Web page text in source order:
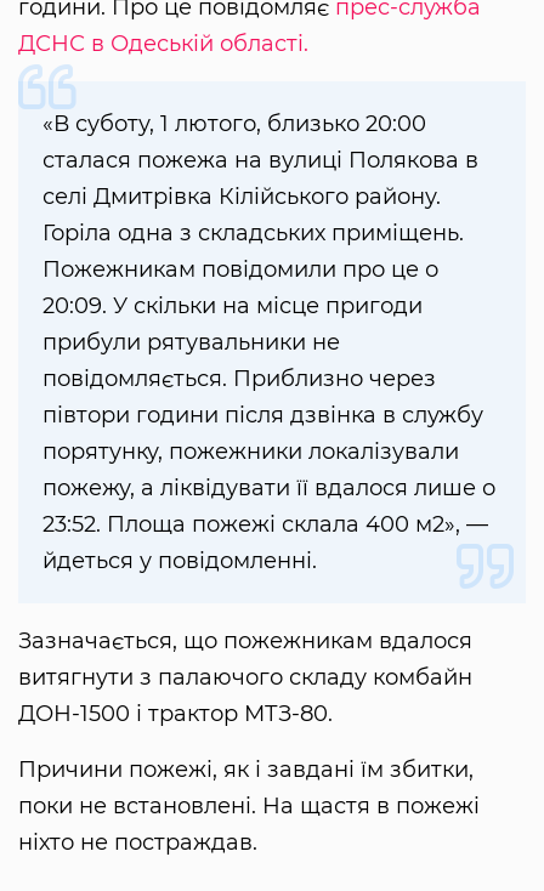
години. Про це повідомляє прес-служба
ДСНС в Одеській області.
«В суботу, 1 лютого, близько 20:00
сталася пожежа на вулиці Полякова в
селі Дмитрівка Кілійського району.
Горіла одна з складських приміщень.
Пожежникам повідомили про це о
20:09. У скільки на місце пригоди
прибули рятувальники не
повідомляється. Приблизно через
півтори години після дзвінка в службу
порятунку, пожежники локалізували
пожежу, а ліквідувати її вдалося лише о
23:52. Площа пожежі склала 400 м2», —
йдеться у повідомленні.
Зазначається, що пожежникам вдалося
витягнути з палаючого складу комбайн
ДОН-1500 і трактор МТЗ-80.
Причини пожежі, як і завдані їм збитки,
поки не встановлені. На щастя в пожежі
ніхто не постраждав.